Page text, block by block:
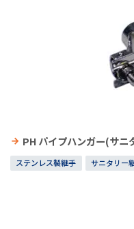
PH パイプハンガー(サニ
ステンレス製継手 サニタリー